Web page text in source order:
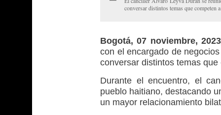
conversar distintos temas que competen
Bogotá, 07 noviembre,
con el encargado de
conversar distintos temas
Durante el encuentro, el
pueblo haitiano, destacando
un mayor relacionamiento